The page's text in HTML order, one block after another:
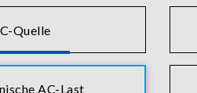
Quelle
AC-Last